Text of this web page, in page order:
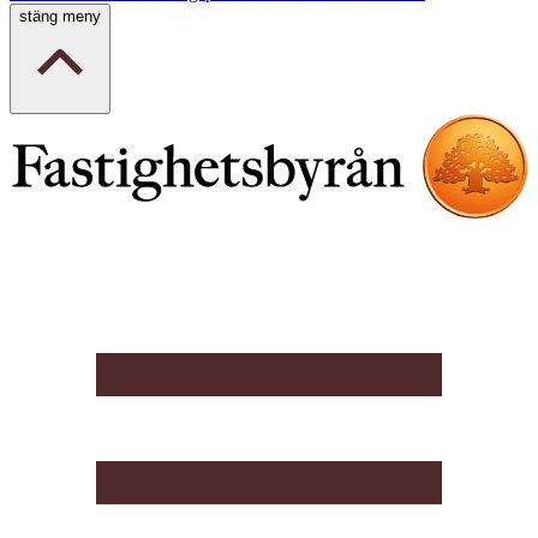
stäng meny